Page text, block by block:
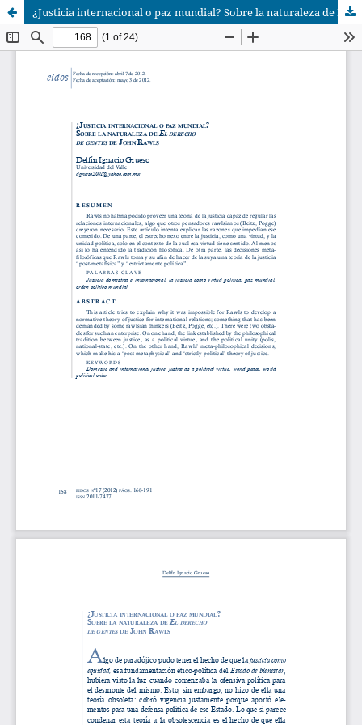
¿Justicia internacional o paz mundial? Sobre la naturaleza de El Derecho de Gentes de John Rawls